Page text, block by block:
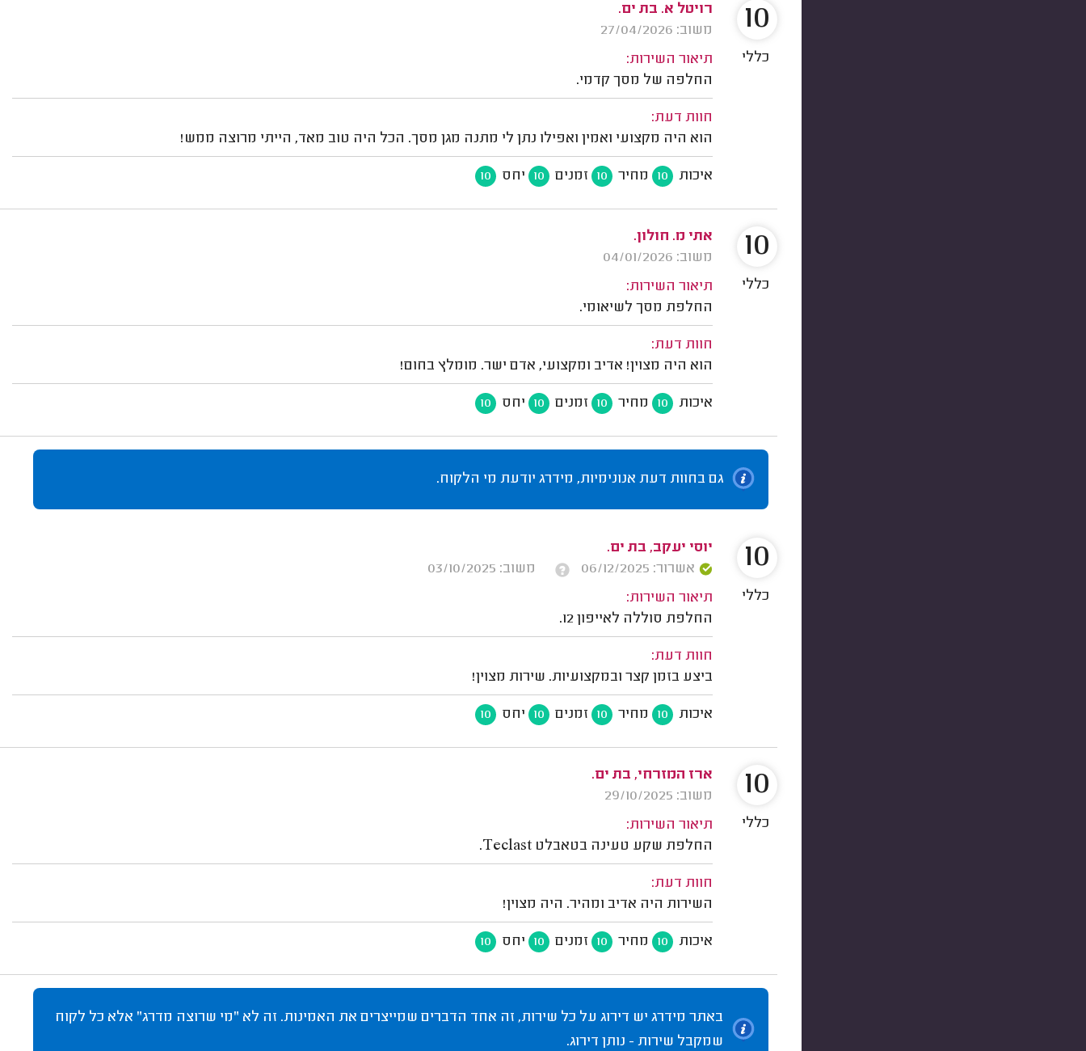
רויטל א. בת ים.
משוב: 27/04/2026
תיאור השירות:
החלפה של מסך קדמי.
חוות דעת:
הוא היה מקצועי ואמין ואפילו נתן לי מתנה מגן מסך. הכל היה טוב מאד, הייתי מרוצה ממש!
איכות 10 מחיר 10 זמנים 10 יחס 10
10
כללי
אתי מ. חולון.
משוב: 04/01/2026
תיאור השירות:
החלפת מסך לשיאומי.
חוות דעת:
הוא היה מצוין! אדיב ומקצועי, אדם ישר. מומלץ בחום!
איכות 10 מחיר 10 זמנים 10 יחס 10
10
כללי
גם בחוות דעת אנונימיות, מידרג יודעת מי הלקוח.
יוסי יעקב, בת ים.
אשרור: 06/12/2025
משוב: 03/10/2025
תיאור השירות:
החלפת סוללה לאייפון 12.
חוות דעת:
ביצע בזמן קצר ובמקצועיות. שירות מצוין!
איכות 10 מחיר 10 זמנים 10 יחס 10
10
כללי
ארז המזרחי, בת ים.
משוב: 29/10/2025
תיאור השירות:
החלפת שקע טעינה בטאבלט Teclast.
חוות דעת:
השירות היה אדיב ומהיר. היה מצוין!
איכות 10 מחיר 10 זמנים 10 יחס 10
10
כללי
באתר מידרג יש דירוג על כל שירות, זה אחד הדברים שמייצרים את האמינות. זה לא "מי שרוצה מדרג" אלא כל לקוח
שמקבל שירות - נותן דירוג.